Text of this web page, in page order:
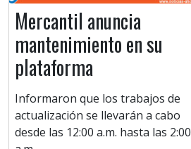
Mercantil anuncia
mantenimiento en su
plataforma
Informaron que los trabajos de
actualización se llevarán a cabo
desde las 12:00 a.m. hasta las 2:00